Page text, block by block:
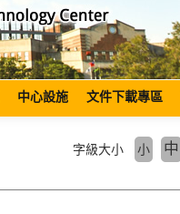
中心設施 文件下載專區
字級大小 小 中